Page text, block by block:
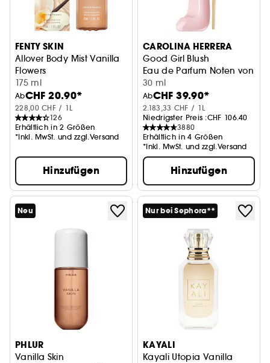
FENTY SKIN
Allover Body Mist Vanilla
Flowers
Mist für den Körper
175 ml
AbCHF 20.90*
228,00 CHF / 1L
126
Erhältlich in 2 Größen
*Inkl. MwSt. und zzgl.Versand
Hinzufügen
CAROLINA HERRERA
Good Girl Blush
Eau de Parfum Noten von
30 ml
AbCHF 39.90*
2.183,33 CHF / 1L
Niedrigster Preis :CHF 106.40
3880
Erhältlich in 4 Größen
*Inkl. MwSt. und zzgl.Versand
Hinzufügen
Neu
PHLUR
Vanilla Skin
Nur bei Sephora**
KAYALI
Kayali Utopia Vanilla